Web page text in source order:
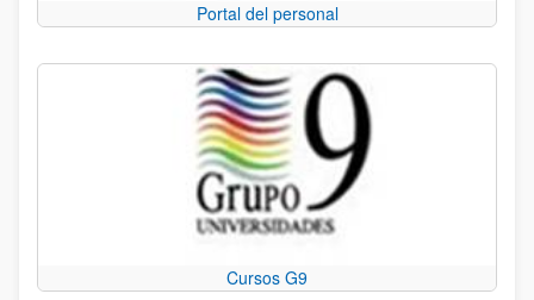
Portal del personal
Cursos G9